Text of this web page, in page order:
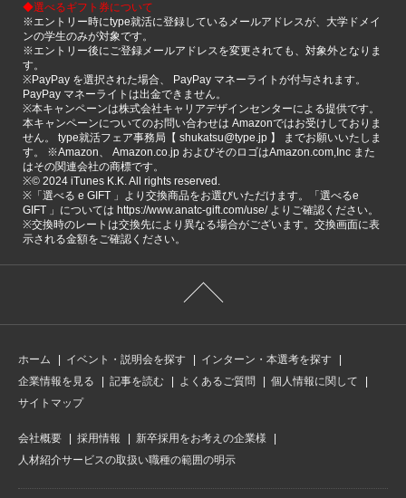
◆選べるギフト券について
※エントリー時にtype就活に登録しているメールアドレスが、大学ドメイ
ンの学生のみが対象です。
※エントリー後にご登録メールアドレスを変更されても、対象外となりま
す。
※PayPay を選択された場合、 PayPay マネーライトが付与されます。
PayPay マネーライトは出金できません。
※本キャンペーンは株式会社キャリアデザインセンターによる提供です。
本キャンペーンについてのお問い合わせは Amazonではお受けしておりま
せん。 type就活フェア事務局【 shukatsu@type.jp 】 までお願いいたしま
す。 ※Amazon、 Amazon.co.jp およびそのロゴはAmazon.com,Inc また
はその関連会社の商標です。
※©️ 2024 iTunes K.K. All rights reserved.
※「選べる e GIFT 」より交換商品をお選びいただけます。「選べるe
GIFT 」については https://www.anatc-gift.com/use/ よりご確認ください。
※交換時のレートは交換先により異なる場合がございます。交換画面に表
示される金額をご確認ください。
ホーム イベント・説明会を探す
インターン・本選考を探す
企業情報を見る
記事を読む よくあるご質問
個人情報に関して
サイトマップ
会社概要 採用情報
新卒採用をお考えの企業様
人材紹介サービスの取扱い職種の範囲の明示